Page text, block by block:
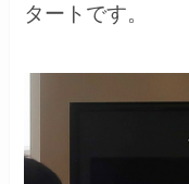
タートです。